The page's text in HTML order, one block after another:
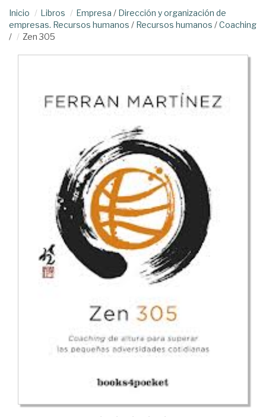
Inicio Libros Empresa / Dirección y organización de
empresas. Recursos humanos / Recursos humanos /Coaching
/
Zen 305